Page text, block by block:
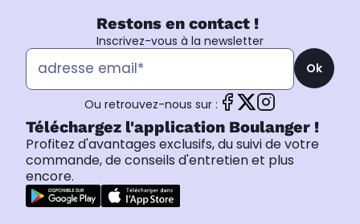
Restons en contact !
Inscrivez-vous à la newsletter
Ok
Ou retrouvez-nous sur :
Téléchargez l'application Boulanger !
Profitez d'avantages exclusifs, du suivi de votre
commande, de conseils d'entretien et plus
encore.